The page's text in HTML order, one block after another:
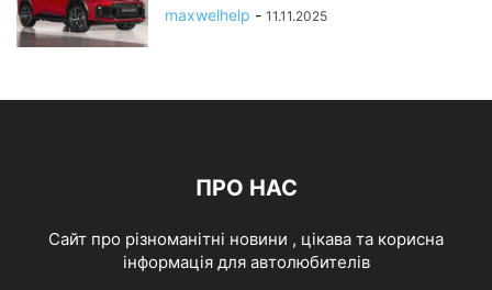
maxwelhelp - 11.11.2025
ПРО НАС
Cайт про різноманітні новини , цікава та корисна
інформація для автолюбителів